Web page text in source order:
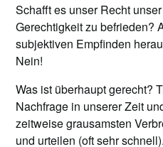
Schafft es unser Recht
Gerechtigkeit zu befrieden?
subjektiven Empfinden
Nein!
Was ist überhaupt gerecht?
Nachfrage in unserer Zeit
zeitweise grausamsten
und urteilen (oft sehr